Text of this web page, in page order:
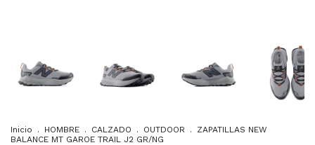
Inicio . HOMBRE . CALZADO . OUTDOOR .
ZAPATILLAS NEW
BALANCE MT GAROE TRAIL J2 GR/NG